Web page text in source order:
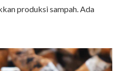
produksi sampah. Ada